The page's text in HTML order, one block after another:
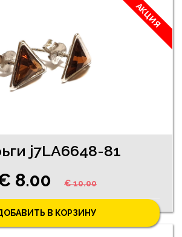
АКЦИЯ
j7LA6648-81
8.00 € 10.00
В КОРЗИНУ